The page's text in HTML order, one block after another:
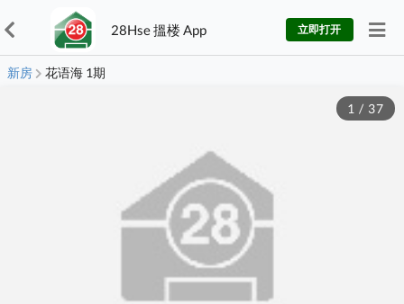
28Hse 搵楼 App 立即打开
新房 花语海 1期
1 / 37